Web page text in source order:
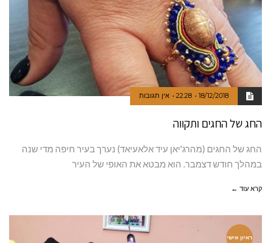
18/12/2018
22:28 אין תגובות
החג של החגים ותקווה
החג של החגים (מהרג'יאן עיד אלאעיאד) נערך בעיר חיפה מדי שנה
במהלך חודש דצמבר. הוא מבטא את האופי של העיר
קרא עוד ←
ראיון אישי